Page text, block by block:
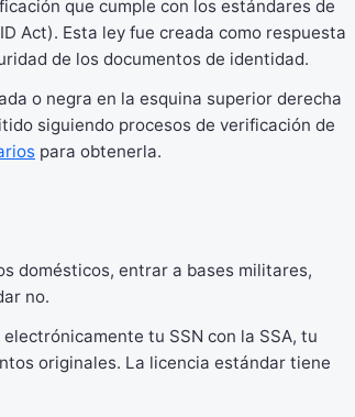
que cumple con los estándares de
Act). Esta ley fue creada como respuesta
de los documentos de identidad.
o negra en la esquina superior derecha
siguiendo procesos de verificación de
para obtenerla.
domésticos, entrar a bases militares,
no.
tu SSN con la SSA, tu
originales. La licencia estándar tiene